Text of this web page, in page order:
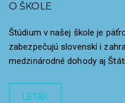
O ŠKOLE
Štúdium v našej škole je
zabezpečujú slovenskí i
medzinárodné dohody aj
LETÁK